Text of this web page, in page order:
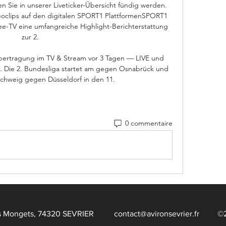
Sie in unserer Liveticker-Übersicht fündig werden.
auf den digitalen SPORT1 PlattformenSPORT1
TV eine umfangreiche Highlight-Berichterstattung
zur 2.
im TV & Stream vor 3 Tagen — LIVE und
Die 2. Bundesliga startet am gegen Osnabrück und
gegen Düsseldorf in den 11.
0 commentaire
Mongets, 74320 SEVRIER contact@avironsevrier.fr